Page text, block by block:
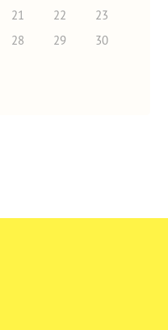
21 22
23
28 29
30